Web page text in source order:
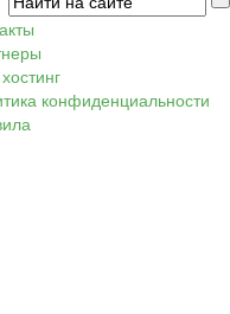
конфиденциальности